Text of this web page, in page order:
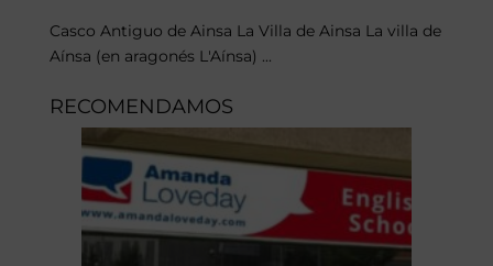
Casco Antiguo de Ainsa La Villa de Ainsa La villa de
Aínsa (en aragonés L'Aínsa)​ ...
RECOMENDAMOS